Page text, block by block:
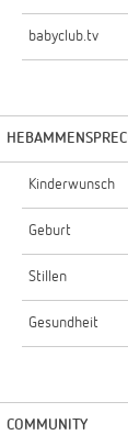
babyclub.tv
Kinderwunsch
Geburt
Stillen
Gesundheit
COMMUNITY